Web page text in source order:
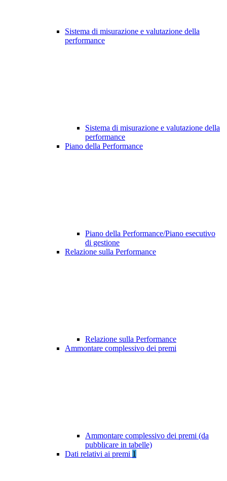
Sistema di misurazione e valutazione della
performance
Sistema di misurazione e valutazione della
performance
Piano della Performance
Piano della Performance/Piano esecutivo
di gestione
Relazione sulla Performance
Relazione sulla Performance
Ammontare complessivo dei premi
Ammontare complessivo dei premi (da
pubblicare in tabelle)
Dati relativi ai premi 1